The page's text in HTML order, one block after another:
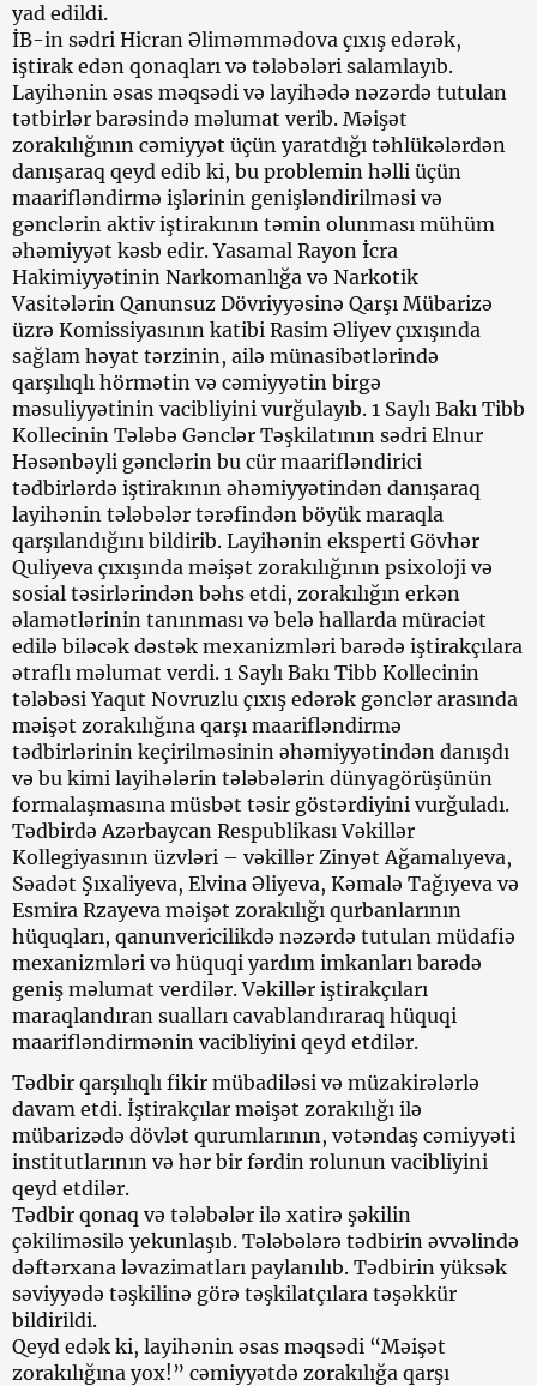
yad edildi.
İB-in sədri Hicran Əliməmmədova çıxış edərək,
iştirak edən qonaqları və tələbələri salamlayıb.
Layihənin əsas məqsədi və layihədə nəzərdə tutulan
tətbirlər barəsində məlumat verib. Məişət
zorakılığının cəmiyyət üçün yaratdığı təhlükələrdən
danışaraq qeyd edib ki, bu problemin həlli üçün
maarifləndirmə işlərinin genişləndirilməsi və
gənclərin aktiv iştirakının təmin olunması mühüm
əhəmiyyət kəsb edir. Yasamal Rayon İcra
Hakimiyyətinin Narkomanlığa və Narkotik
Vasitələrin Qanunsuz Dövriyyəsinə Qarşı Mübarizə
üzrə Komissiyasının katibi Rasim Əliyev çıxışında
sağlam həyat tərzinin, ailə münasibətlərində
qarşılıqlı hörmətin və cəmiyyətin birgə
məsuliyyətinin vacibliyini vurğulayıb. 1 Saylı Bakı Tibb
Kollecinin Tələbə Gənclər Təşkilatının sədri Elnur
Həsənbəyli gənclərin bu cür maarifləndirici
tədbirlərdə iştirakının əhəmiyyətindən danışaraq
layihənin tələbələr tərəfindən böyük maraqla
qarşılandığını bildirib. Layihənin eksperti Gövhər
Quliyeva çıxışında məişət zorakılığının psixoloji və
sosial təsirlərindən bəhs etdi, zorakılığın erkən
əlamətlərinin tanınması və belə hallarda müraciət
edilə biləcək dəstək mexanizmləri barədə iştirakçılara
ətraflı məlumat verdi. 1 Saylı Bakı Tibb Kollecinin
tələbəsi Yaqut Novruzlu çıxış edərək gənclər arasında
məişət zorakılığına qarşı maarifləndirmə
tədbirlərinin keçirilməsinin əhəmiyyətindən danışdı
və bu kimi layihələrin tələbələrin dünyagörüşünün
formalaşmasına müsbət təsir göstərdiyini vurğuladı.
Tədbirdə Azərbaycan Respublikası Vəkillər
Kollegiyasının üzvləri – vəkillər Zinyət Ağamalıyeva,
Səadət Şıxaliyeva, Elvina Əliyeva, Kəmalə Tağıyeva və
Esmira Rzayeva məişət zorakılığı qurbanlarının
hüquqları, qanunvericilikdə nəzərdə tutulan müdafiə
mexanizmləri və hüquqi yardım imkanları barədə
geniş məlumat verdilər. Vəkillər iştirakçıları
maraqlandıran sualları cavablandıraraq hüquqi
maarifləndirmənin vacibliyini qeyd etdilər.
Tədbir qarşılıqlı fikir mübadiləsi və müzakirələrlə
davam etdi. İştirakçılar məişət zorakılığı ilə
mübarizədə dövlət qurumlarının, vətəndaş cəmiyyəti
institutlarının və hər bir fərdin rolunun vacibliyini
qeyd etdilər.
Tədbir qonaq və tələbələr ilə xatirə şəkilin
çəkiliməsilə yekunlaşıb. Tələbələrə tədbirin əvvəlində
dəftərxana ləvazimatları paylanılıb. Tədbirin yüksək
səviyyədə təşkilinə görə təşkilatçılara təşəkkür
bildirildi.
Qeyd edək ki, layihənin əsas məqsədi “Məişət
zorakılığına yox!” cəmiyyətdə zorakılığa qarşı